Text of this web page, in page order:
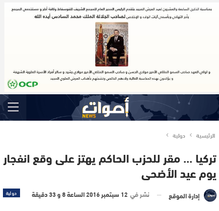
الرئيسية دولية
تركيا … مقر للحزب الحاكم يهتز على وقع انفجار
يوم عيد الأضحى
دولية إدارة الموقع نشر في 12 سبتمبر 2016 الساعة 8 و 33 دقيقة